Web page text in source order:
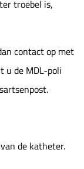
troebel is,
contact op met
u de MDL-poli
de katheter.